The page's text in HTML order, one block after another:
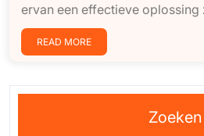
ervan een effectieve oplossing
READ MORE
Zoeken